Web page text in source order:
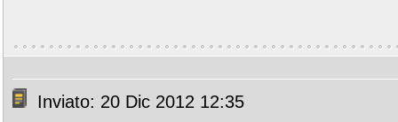
Inviato: 20 Dic 2012 12:35